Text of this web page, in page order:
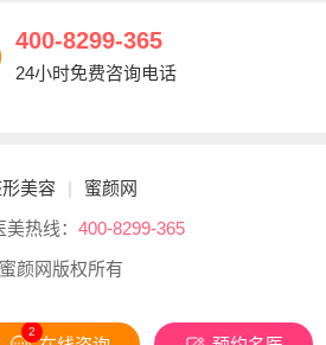
400-8299-365
24小时免费咨询电话
美容 |
蜜颜网
热线： 400-8299-365
蜜颜网版权所有
2